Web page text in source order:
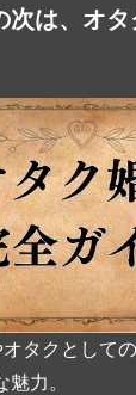
次は、オ
オタクとして
力。